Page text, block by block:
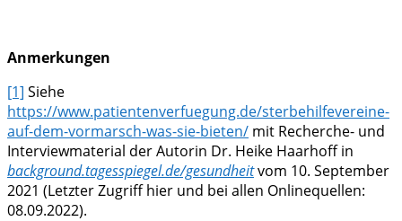
Anmerkungen
[1] Siehe
https://www.patientenverfuegung.de/sterbehilfevereine-
auf-dem-vormarsch-was-sie-bieten/ mit Recherche- und
Interviewmaterial der Autorin Dr. Heike Haarhoff in
background.tagesspiegel.de/gesundheitvom 10. September
2021 (Letzter Zugriff hier und bei allen Onlinequellen:
08.09.2022).